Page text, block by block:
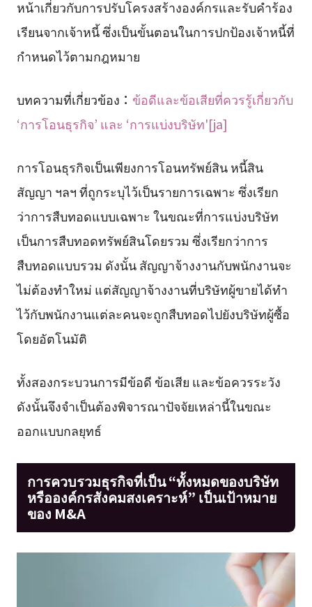
หน้าเกี่ยวกับการปรับโครงสร้างองค์กรและรับคำร้อง
เรียนจากเจ้าหนี้ ซึ่งเป็นขั้นตอนในการปกป้องเจ้าหนี้ที่
กำหนดไว้ตามกฎหมาย
บทความที่เกี่ยวข้อง： ข้อดีและข้อเสียที่ควรรู้เกี่ยวกับ
‘การโอนธุรกิจ’ และ ‘การแบ่งบริษัท'[ja]
การโอนธุรกิจเป็นเพียงการโอนทรัพย์สิน หนี้สิน
สัญญา ฯลฯ ที่ถูกระบุไว้เป็นรายการเฉพาะ ซึ่งเรียก
ว่าการสืบทอดแบบเฉพาะ ในขณะที่การแบ่งบริษัท
เป็นการสืบทอดทรัพย์สินโดยรวม ซึ่งเรียกว่าการ
สืบทอดแบบรวม ดังนั้น สัญญาจ้างงานกับพนักงานจะ
ไม่ต้องทำใหม่ แต่สัญญาจ้างงานที่บริษัทผู้ขายได้ทำ
ไว้กับพนักงานแต่ละคนจะถูกสืบทอดไปยังบริษัทผู้ซื้อ
โดยอัตโนมัติ
ทั้งสองกระบวนการมีข้อดี ข้อเสีย และข้อควรระวัง
ดังนั้นจึงจำเป็นต้องพิจารณาปัจจัยเหล่านี้ในขณะ
ออกแบบกลยุทธ์
การควบรวมธุรกิจที่เป็น “ทั้งหมดของบริษัท
หรือองค์กรสังคมสงเคราะห์” เป็นเป้าหมาย
ของ M&A